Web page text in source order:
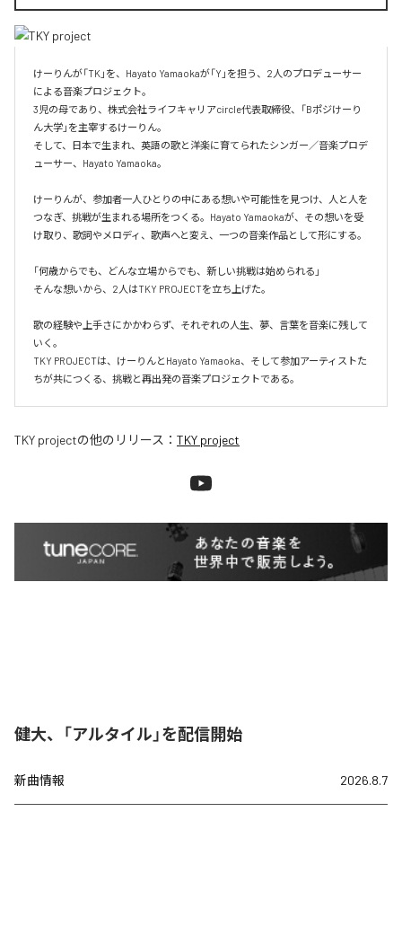
けーりんが「TK」を、Hayato Yamaokaが「Y」を担う、2人のプロデューサー
による音楽プロジェクト。
3児の母であり、株式会社ライフキャリアcircle代表取締役、「Bポジけーり
ん大学」を主宰するけーりん。
そして、日本で生まれ、英語の歌と洋楽に育てられたシンガー／音楽プロデ
ューサー、Hayato Yamaoka。
けーりんが、参加者一人ひとりの中にある想いや可能性を見つけ、人と人を
つなぎ、挑戦が生まれる場所をつくる。Hayato Yamaokaが、その想いを受
け取り、歌詞やメロディ、歌声へと変え、一つの音楽作品として形にする。
「何歳からでも、どんな立場からでも、新しい挑戦は始められる」
そんな想いから、2人はTKY PROJECTを立ち上げた。
歌の経験や上手さにかかわらず、それぞれの人生、夢、言葉を音楽に残して
いく。
TKY PROJECTは、けーりんとHayato Yamaoka、そして参加アーティストた
ちが共につくる、挑戦と再出発の音楽プロジェクトである。
TKY projectの他のリリース： TKY project
健大、「アルタイル」を配信開始
新曲情報 2026.8.7